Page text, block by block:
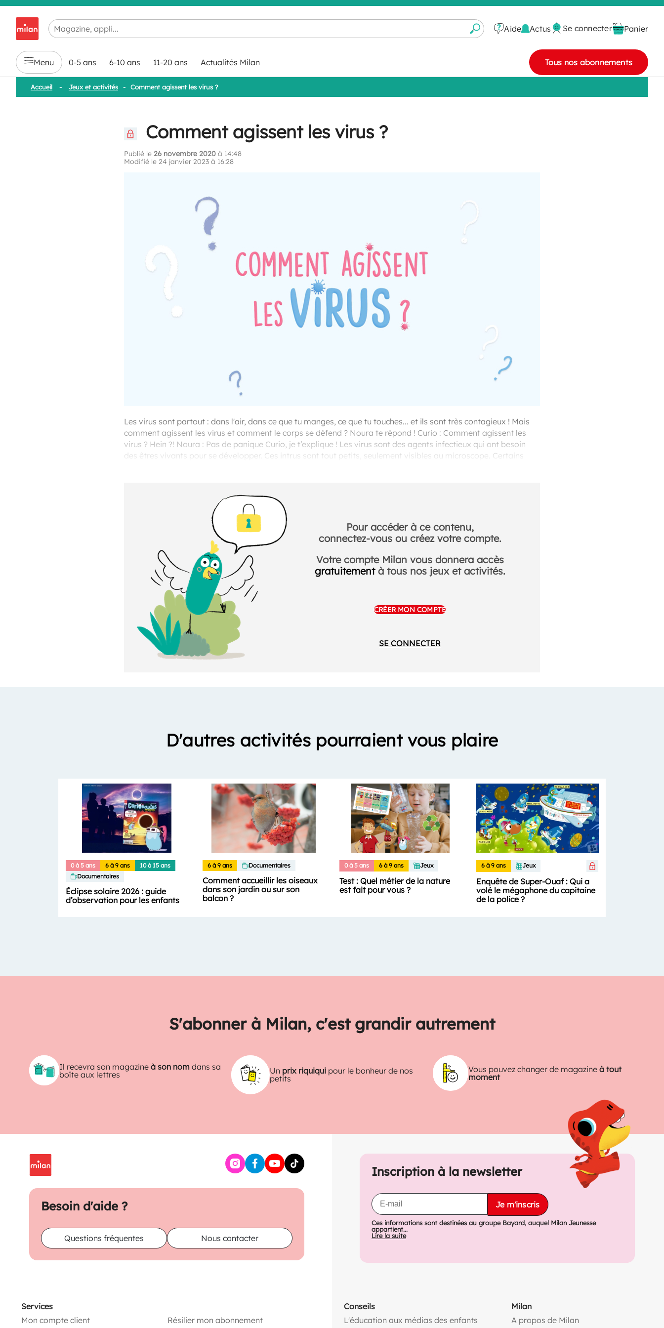
Chargement en cours...
Aide Actus Se connecter Panier
Menu 0-5 ans 6-10 ans 11-20 ans Actualités Milan Tous nos abonnements
Accueil - Jeux et activités - Comment agissent les virus ?
Comment agissent les virus ?
Publié le 26 novembre 2020 à 14:48
Modifié le 24 janvier 2023 à 16:28
Les virus sont partout : dans l'air, dans ce que tu manges, ce que tu touches... et ils sont très contagieux ! Mais
comment agissent les virus et comment le corps se défend ? Noura te répond ! Curio : Comment agissent les
virus ? Hein ?! Noura : Pas de panique Curio, je t’explique ! Les virus sont des agents infectieux qui ont besoin
des êtres vivants pour se développer. Ces intrus sont tout petits, seulement visibles au microscope. Certains
Pour accéder à ce contenu,
connectez-vous ou créez votre compte.
Votre compte Milan vous donnera accès
gratuitementà tous nos jeux et activités.
CRÉER MON COMPTE
SE CONNECTER
D'autres activités pourraient vous plaire
0 à 5 ans 6 à 9 ans
10 à 15 ans
Documentaires
Éclipse solaire 2026 : guide
d’observation pour les enfants
6 à 9 ans Documentaires
Comment accueillir les oiseaux
dans son jardin ou sur son
balcon ?
0 à 5 ans 6 à 9 ans Jeux
Test : Quel métier de la nature
est fait pour vous ?
6 à 9 ans Jeux
Enquête de Super-Ouaf : Qui a
volé le mégaphone du capitaine
de la police ?
S'abonner à Milan, c'est grandir autrement
Il recevra son magazineà son nom dans sa
boîte aux lettres
Un prix riquiqui pour le bonheur de nos
petits
Vous pouvez changer de magazine à tout
moment
Besoin d'aide ?
Questions fréquentes Nous contacter
Inscription à la newsletter
Je m'inscris
Ces informations sont destinées au groupe Bayard, auquel Milan Jeunesse
appartient...
Lire la suite
Services
Mon compte client
Résilier mon abonnement
Conseils
L'éducation aux médias des enfants
Milan
A propos de Milan